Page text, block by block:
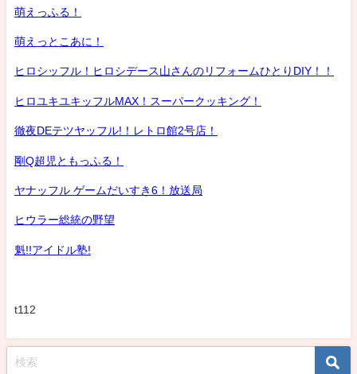
萌えっふる！
萌えっとこあに！
ヒロシッフル！ヒロシデース山さんのリフォームひとりDIY！！
ヒロユキユキッフルMAX！スーパークッキング！
徹夜DEテツヤッフル!！レトロ館2号店！
剛Q超児ともっふる！
ヤナッフル ゲームだいすき6！放送局
ヒウラー総統の野望
魁!!アイドル塾!
t112